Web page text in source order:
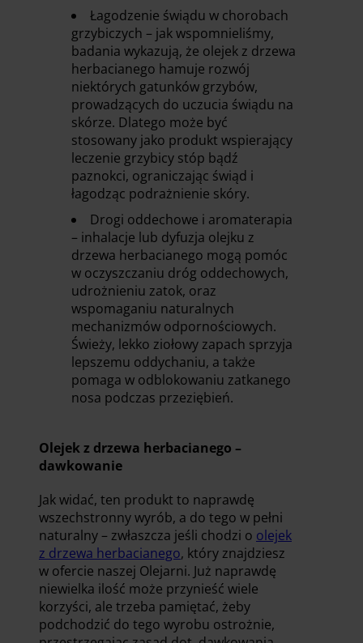
Łagodzenie świądu w chorobach
grzybiczych – jak wspomnieliśmy,
badania wykazują, że olejek z drzewa
herbacianego hamuje rozwój
niektórych gatunków grzybów,
prowadzących do uczucia świądu na
skórze. Dlatego może być
stosowany jako produkt wspierający
leczenie grzybicy stóp bądź
paznokci, ograniczając świąd i
łagodząc podrażnienie skóry.
Drogi oddechowe i aromaterapia
– inhalacje lub dyfuzja olejku z
drzewa herbacianego mogą pomóc
w oczyszczaniu dróg oddechowych,
udrożnieniu zatok, oraz
wspomaganiu naturalnych
mechanizmów odpornościowych.
Świeży, lekko ziołowy zapach sprzyja
lepszemu oddychaniu, a także
pomaga w odblokowaniu zatkanego
nosa podczas przeziębień.
Olejek z drzewa herbacianego –
dawkowanie
Jak widać, ten produkt to naprawdę
wszechstronny wyrób, a do tego w pełni
naturalny – zwłaszcza jeśli chodzi o olejek
z drzewa herbacianego, który znajdziesz
w ofercie naszej Olejarni. Już naprawdę
niewielka ilość może przynieść wiele
korzyści, ale trzeba pamiętać, żeby
podchodzić do tego wyrobu ostrożnie,